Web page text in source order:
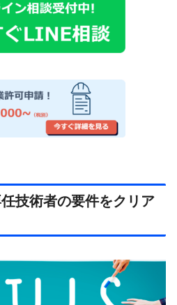
任技術者の要件をクリア